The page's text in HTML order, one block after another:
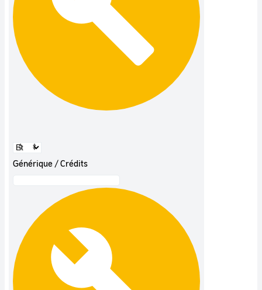
Générique / Crédits